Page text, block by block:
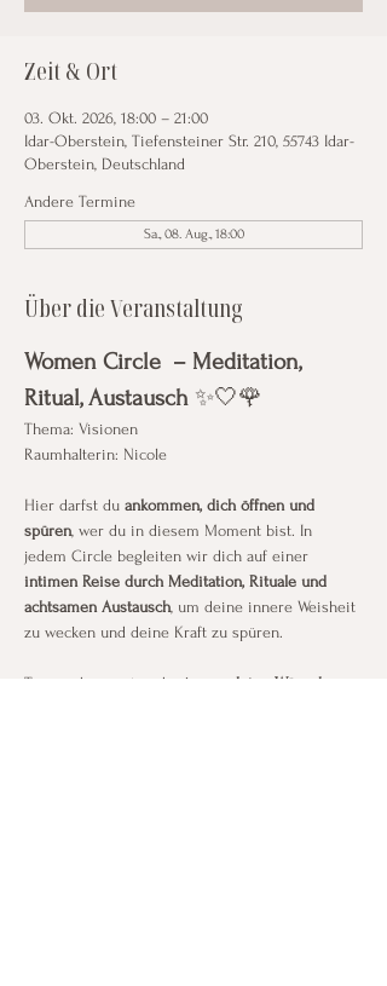
Zeit & Ort
03. Okt. 2026, 18:00 – 21:00
Idar-Oberstein, Tiefensteiner Str. 210, 55743 Idar-
Oberstein, Deutschland
Andere Termine
Sa., 08. Aug., 18:00
Über die Veranstaltung
Women Circle  – Meditation,
Ritual, Austausch ✨🤍🌹
Thema: Visionen
Raumhalterin: Nicole
Hier darfst du ankommen, dich öffnen und
spüren, wer du in diesem Moment bist. In
jedem Circle begleiten wir dich auf einer
intimen Reise durch Meditation, Rituale und
achtsamen Austausch, um deine innere Weisheit
zu wecken und deine Kraft zu spüren.
Träume bewusst und erkenne
deine Wünsche,